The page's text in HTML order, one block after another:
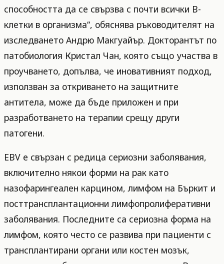
способността да се свързва с почти всички B-
клетки в организма“, обяснява ръководителят на
изследването Андрю Макгуайър. Докторантът по
патобиология Кристал Чан, която също участва в
проучването, допълва, че иновативният подход,
използван за откриването на защитните
антитела, може да бъде приложен и при
разработването на терапии срещу други
патогени.
EBV е свързан с редица сериозни заболявания,
включително някои форми на рак като
назофарингеален карцином, лимфом на Бъркит и
посттрансплантационни лимфопролиферативни
заболявания. Последните са сериозна форма на
лимфом, която често се развива при пациенти с
трансплантирани органи или костен мозък,